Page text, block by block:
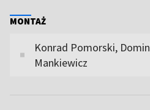
MONTAŻ
Konrad Pomorski,
Mankiewicz